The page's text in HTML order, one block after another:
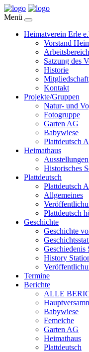
Menü
Heimatverein Erle
Vorstand
Satzung des
Historie
Mitgliedschaft
Kontakt
Projekte/Gruppen
Natur- und
Fotogruppe
Garten AG
Babywiese
Plattdeutsch
Heimathaus
Ausstellungen
Historisches
Plattdeutsch
Plattdeutsch
Allgemeines
Plattdeutsch
Geschichte
Geschichte
Geschiedenis
History
Termine
Berichte
ALLE
Babywiese
Femeiche
Garten AG
Heimathaus
Plattdeutsch